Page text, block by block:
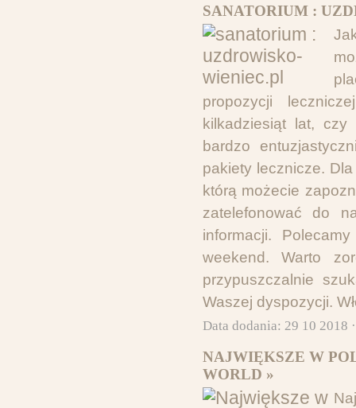
SANATORIUM :
propozycji
kilkadziesiąt lat, czy
bardzo
pakiety lecznicze.
którą możecie
zatelefonować do
informacji.
weekend. Warto
przypuszczalnie
Waszej dyspozycji.
Data dodania: 29 10 2018
NAJWIĘKSZE W
WORLD »